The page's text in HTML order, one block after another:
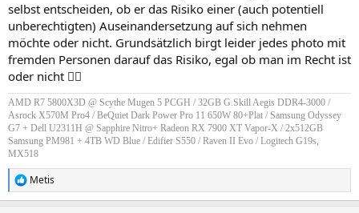
selbst entscheiden, ob er das Risiko einer (auch potentiell
unberechtigten) Auseinandersetzung auf sich nehmen
möchte oder nicht. Grundsätzlich birgt leider jedes photo mit
fremden Personen darauf das Risiko, egal ob man im Recht ist
oder nicht 🤷‍♀️
AMD R7 5800X3D @ Scythe Mugen 5 PCGH / 32GB G.Skill Aegis DDR4-3000 /
Asrock X570M Pro4 / BeQuiet Dark Power Pro 11 650W 80+Plat / Samsung Odyssey
G7 + Dell U2311H @ Sapphire Nitro+ Radeon RX 7900 XT Vapor-X / 2x512GB
Samsung PM981 + 4TB WD Blue / Edifier S550 / Raven II Evo / Logitech G19s,
MX518
R
e
Metis